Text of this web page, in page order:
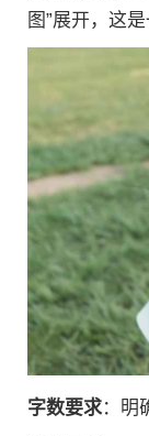
图”展开，这
字数要求：明